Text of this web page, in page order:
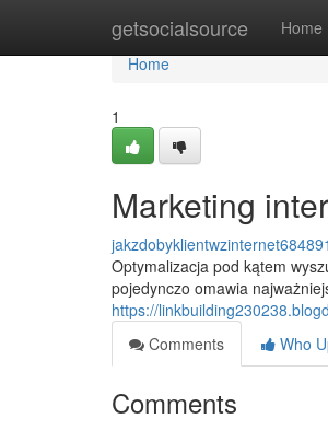
getsocialsource Home
Home
Home
1
Marketing
jakzdobyklientwzinternet684891
Optymalizacja pod kątem
pojedynczo omawia
https://
Comments
Who
Comments